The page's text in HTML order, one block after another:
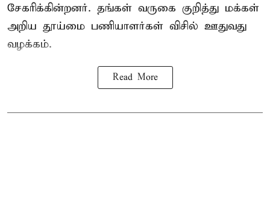
சேகரிக்கின்றனர். தங்கள் வருகை குறித்து மக்கள்
அறிய தூய்மை பணியாளர்கள் விசில் ஊதுவது
வழக்கம்.
Read More